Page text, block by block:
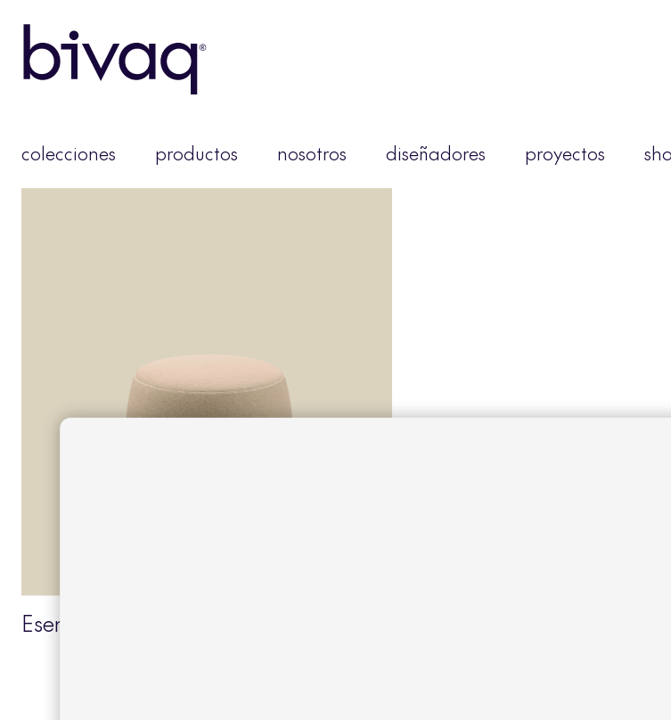
colecciones productos nosotros diseñadores proyectos
Esen pouf